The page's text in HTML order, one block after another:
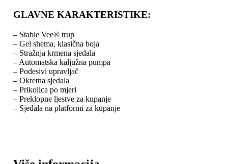
GLAVNE KARAKTERISTIKE:
– Stable Vee® trup
– Gel shema, klasična boja
– Stražnja krmena sjedala
– Automatska kaljužna pumpa
– Podesivi upravljač
– Okretna sjedala
– Prikolica po mjeri
– Preklopne ljestve za kupanje
– Sjedala na platformi za kupanje